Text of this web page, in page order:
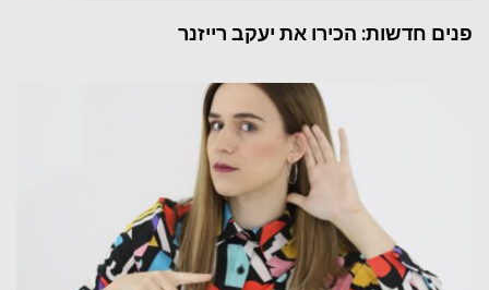
פנים חדשות: הכירו את יעקב רייזנר